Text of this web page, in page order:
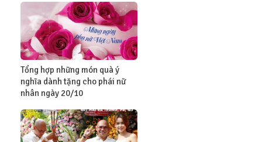
Tổng hợp những món quà ý
nghĩa dành tặng cho phái nữ
nhân ngày 20/10